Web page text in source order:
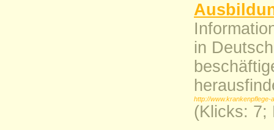
in
http://www.krankenpflege-
(Klicks: 7;